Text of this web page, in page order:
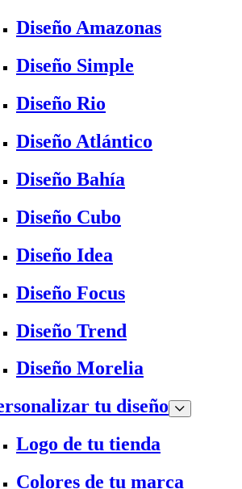
Diseño Amazonas
Diseño Simple
Diseño Rio
Diseño Atlántico
Diseño Bahía
Diseño Cubo
Diseño Idea
Diseño Focus
Diseño Trend
Diseño Morelia
tu diseño
Logo de tu tienda
Colores de tu marca